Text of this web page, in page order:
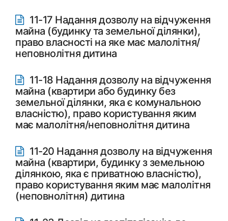
11-17 Надання дозволу на відчуження
майна (будинку та земельної ділянки),
право власності на яке має малолітня/
неповнолітня дитина
11-18 Надання дозволу на відчуження
майна (квартири або будинку без
земельної ділянки, яка є комунальною
власністю), право користування яким
має малолітня/неповнолітня дитина
11-20 Надання дозволу на відчуження
майна (квартири, будинку з земельною
ділянкою, яка є приватною власністю),
право користування яким має малолітня
(неповнолітня) дитина